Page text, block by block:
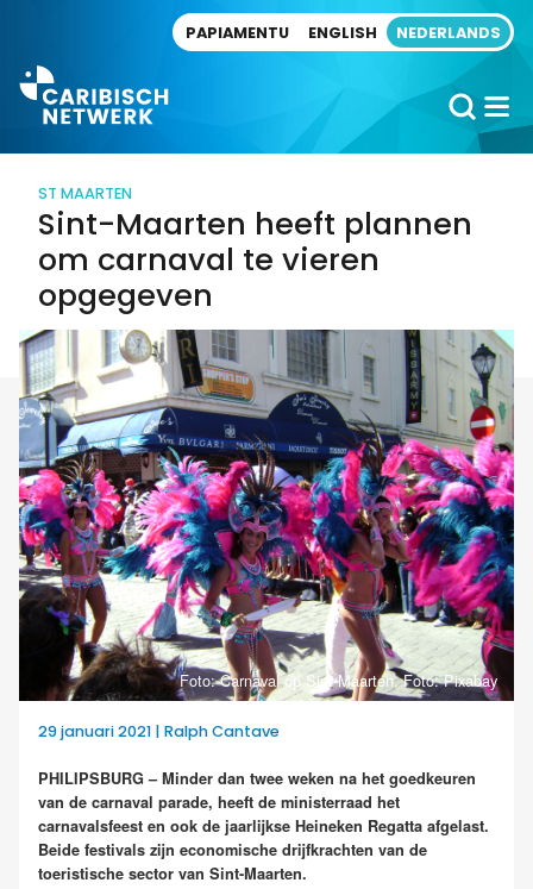
PAPIAMENTU ENGLISH NEDERLANDS
ST MAARTEN
Sint-Maarten heeft plannen
om carnaval te vieren
opgegeven
Foto: Carnaval op Sint-Maarten. Foto: Pixabay
29 januari 2021 | Ralph Cantave
PHILIPSBURG – Minder dan twee weken na het goedkeuren
van de carnaval parade, heeft de ministerraad het
carnavalsfeest en ook de jaarlijkse Heineken Regatta afgelast.
Beide festivals zijn economische drijfkrachten van de
toeristische sector van Sint-Maarten.